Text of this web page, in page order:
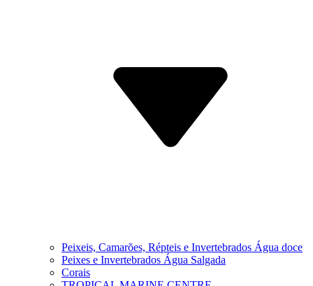
Peixeis, Camarões, Répteis e Invertebrados Água doce
Peixes e Invertebrados Água Salgada
Corais